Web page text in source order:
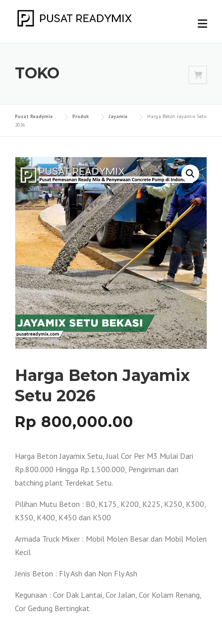
TOKO
Pusat Readymix Produk Jayamix
Harga Beton Jayamix Setu
2026
Harga Beton Jayamix
Setu 2026
Rp 800,000.00
Harga Beton Jayamix Setu, Jual Cor Per M3 Mulai Dari
Rp.800.000 Hingga Rp.1.500.000, Pengiriman dari
batching plant Terdekat Setu.
Pilihan Mutu Beton : B0, K175, K200, K225, K250, K300,
K350, K400, K450 dan K500
Armada Truck Mixer : Mobil Molen Besar dan Mobil Molen
Kecil
Jenis Beton : Fly Ash dan Non Fly Ash
Kegunaan : Cor Dak Lantai, Cor Jalan, Cor Kolam Renang,
Cor Gedung Bertingkat